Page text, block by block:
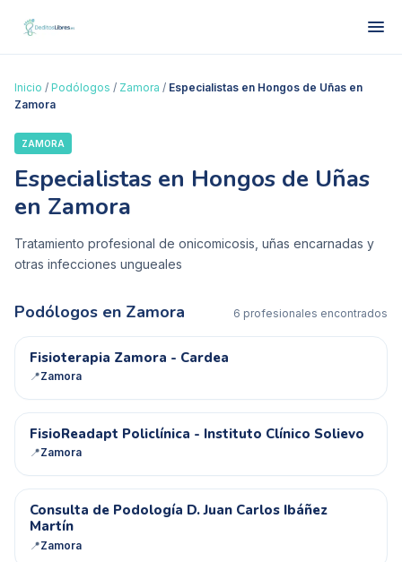
Inicio / Podólogos / Zamora / Especialistas en Hongos de Uñas en
Zamora
ZAMORA
Especialistas en Hongos de Uñas
en Zamora
Tratamiento profesional de onicomicosis, uñas encarnadas y
otras infecciones ungueales
Podólogos en Zamora 6 profesionales encontrados
FZ
Fisioterapia Zamora - Cardea
📍Zamora
FP
FisioReadapt Policlínica - Instituto Clínico Solievo
📍Zamora
CD
Consulta de Podología D. Juan Carlos Ibáñez
Martín
📍Zamora